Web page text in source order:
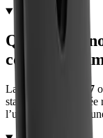
Quelle
connectée
La Amazfit Band 7
standard. Cette durée
l’usage prolongé